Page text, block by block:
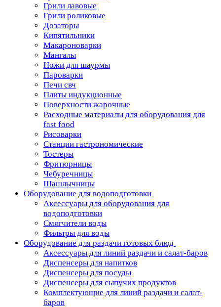
Грили лавовые
Грили роликовые
Дозаторы
Кипятильники
Макароноварки
Мангалы
Ножи для шаурмы
Пароварки
Печи свч
Плиты индукционные
Поверхности жарочные
Расходные материалы для оборудования для
fast food
Рисоварки
Станции гастрономические
Тостеры
Фритюрницы
Чебуречницы
Шашлычницы
Оборудование для водоподготовки
Аксессуары для оборудования для
водоподготовки
Смягчители воды
Фильтры для воды
Оборудование для раздачи готовых блюд
Аксессуары для линий раздачи и салат-баров
Диспенсеры для напитков
Диспенсеры для посуды
Диспенсеры для сыпучих продуктов
Комплектующие для линий раздачи и салат-
баров